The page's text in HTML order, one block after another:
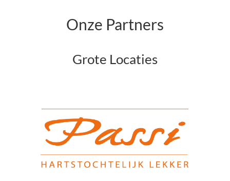
Onze Partners
Grote Locaties